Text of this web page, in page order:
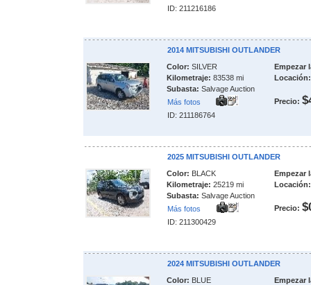
ID: 211216186
2014 MITSUBISHI OUTLANDER
Color: SILVER
Kilometraje: 83538 mi
Subasta: Salvage Auction
Más fotos
ID: 211186764
Empezar
Locación:
Precio:
2025 MITSUBISHI OUTLANDER
Color: BLACK
Kilometraje: 25219 mi
Subasta: Salvage Auction
Más fotos
ID: 211300429
Empezar
Locación:
Precio:
2024 MITSUBISHI OUTLANDER
Color: BLUE
Empezar